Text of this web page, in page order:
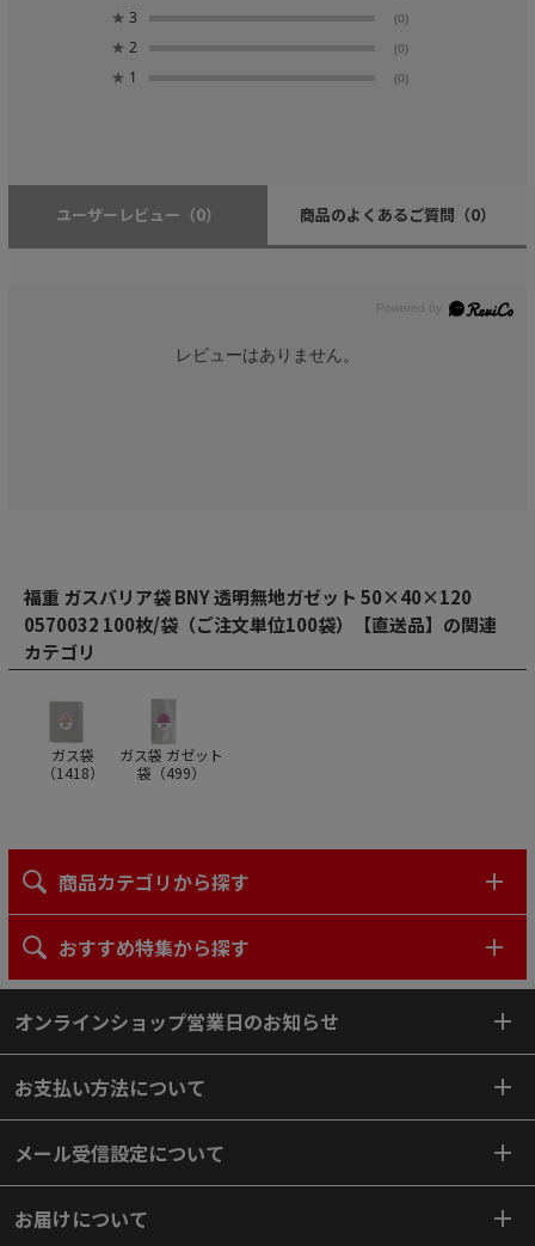
★ 3 (0)
★ 2 (0)
★ 1 (0)
ユーザーレビュー （0） 商品のよくあるご質問 （0）
レビューはありません。
福重 ガスバリア袋 BNY 透明無地ガゼット 50×40×120
0570032 100枚/袋（ご注文単位100袋）【直送品】の関連
カテゴリ
ガス袋
（1418）
ガス袋 ガゼット
袋（499）
商品カテゴリから探す
おすすめ特集から探す
オンラインショップ営業日のお知らせ
お支払い方法について
メール受信設定について
お届けについて